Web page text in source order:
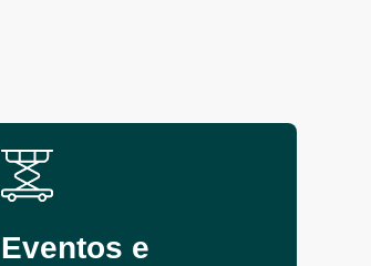
Eventos e